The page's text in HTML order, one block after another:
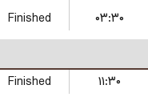
Finished
۰۳:۳۰
Finished
۱۱:۳۰